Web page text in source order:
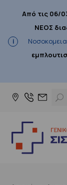
Από τις 06/
ΝΕΟΣ